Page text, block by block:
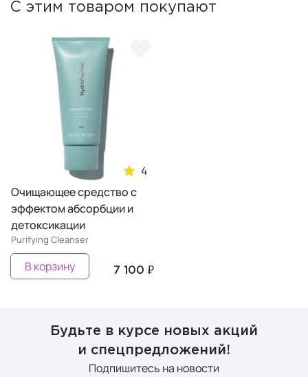
С этим товаром покупают
4
Очищающее средство с
эффектом абсорбции и
детоксикации
Purifying Cleanser
7 100 ₽
В корзину
Будьте в курсе новых акций
и спецпредложений!
Подпишитесь на новости